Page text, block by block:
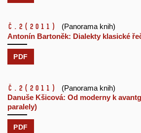
č.2 (2011)
(Panorama knih)
Antonín Bartoněk: Dialekty klasické
PDF
č.2 (2011)
(Panorama knih)
Danuše Kšicová: Od moderny k
paralely)
PDF